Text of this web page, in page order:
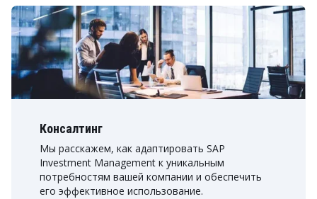
Консалтинг
Мы расскажем, как адаптировать SAP
Investment Management к уникальным
потребностям вашей компании и обеспечить
его эффективное использование.